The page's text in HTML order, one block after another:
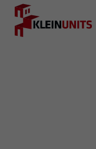
Ga naar hoofdinhoud